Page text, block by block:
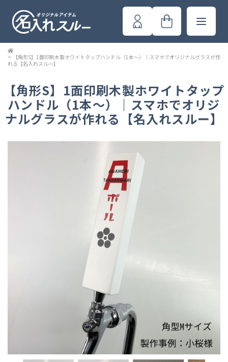
>
【角形S】1面印刷木製ホワイトタップハンドル（1本～）｜スマホでオリジナルグラスが作
れる【名入れスルー】
【角形S】1面印刷木製ホワイトタップ
ハンドル（1本～）｜スマホでオリジ
ナルグラスが作れる【名入れスルー】